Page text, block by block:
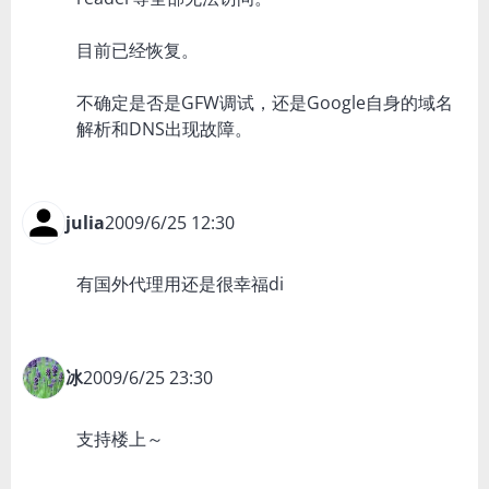
目前已经恢复。
不确定是否是GFW调试，还是Google自身的域名
解析和DNS出现故障。
julia2009/6/25 12:30
有国外代理用还是很幸福di
冰2009/6/25 23:30
支持楼上～